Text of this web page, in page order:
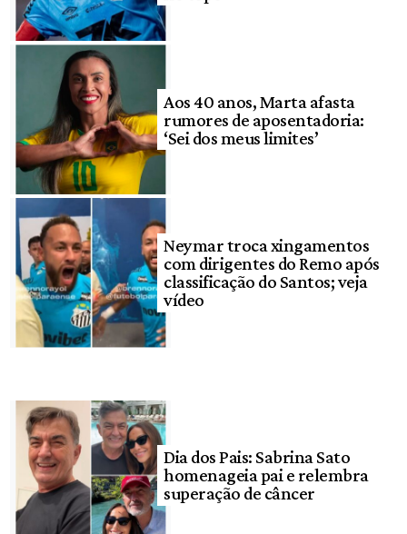
Aos 40 anos, Marta afasta
rumores de aposentadoria:
‘Sei dos meus limites’
Neymar troca xingamentos
com dirigentes do Remo após
classificação do Santos; veja
vídeo
Dia dos Pais: Sabrina Sato
homenageia pai e relembra
superação de câncer